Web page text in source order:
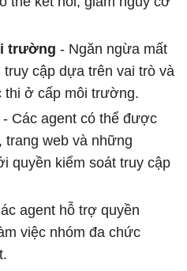
trường - Ngăn ngừa mất
cập dựa trên vai trò và
thi ở cấp môi trường.
- Các agent có thể được
trang web và những
quyền kiểm soát truy cập
agent hỗ trợ quyền
việc nhóm đa chức